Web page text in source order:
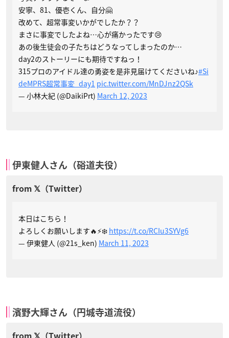
安寧、81、優壱くん、自分🤗
改めて、超常事変いかがでしたか？？
まさに事変でしたよね…心が痛かったです😢
あの後生徒会の子たちはどうなってしまったのか…
day2のストーリーにも期待ですねっ！
315プロのアイドル達の勇姿を是非見届けてくださいね♪#Si
deMPRS超常事変_day1 pic.twitter.com/MnDJnz2QSk
— 小林大紀 (@DaikiPrt) March 12, 2023
伊東健人さん（硲道夫役）
本日はこちら！
よろしくお願いします🔥⚡️❄️ https://t.co/RCIu3SYVg6
— 伊東健人 (@21s_ken) March 11, 2023
濱野大輝さん（円城寺道流役）